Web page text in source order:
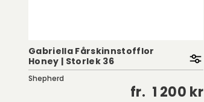
Gabriella Fårskinnstofflor
Honey | Storlek 36
Shepherd
fr. 1 200 kr